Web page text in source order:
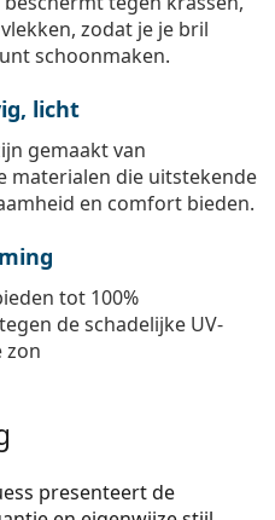
zodat je je bril
schoonmaken.
licht
gemaakt van
materialen die uitstekende
en comfort bieden.
tot 100%
de schadelijke UV-
zon
presenteert de